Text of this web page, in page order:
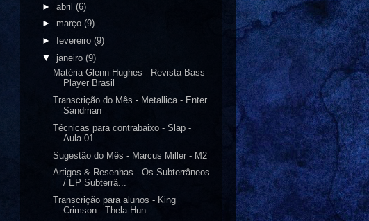
► abril (6)
► março (9)
► fevereiro (9)
▼ janeiro (9)
Matéria Glenn Hughes - Revista Bass
Player Brasil
Transcrição do Mês - Metallica - Enter
Sandman
Técnicas para contrabaixo - Slap -
Aula 01
Sugestão do Mês - Marcus Miller - M2
Artigos & Resenhas - Os Subterrâneos
/ EP Subterrâ...
Transcrição para alunos - King
Crimson - Thela Hun...